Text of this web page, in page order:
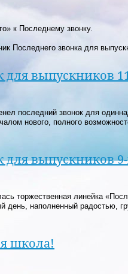
к Последнему звонку.
Последнего звонка для
выпускников
последний звонок для
нового, полного
выпускников
торжественная линейка
день, наполненный радостью,
школа!